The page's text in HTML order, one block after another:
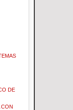
DE